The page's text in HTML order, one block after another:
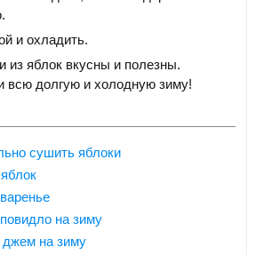
и охладить.
из яблок вкусны и полезны.
всю долгую и холодную зиму!
сушить яблоки
на зиму
на зиму